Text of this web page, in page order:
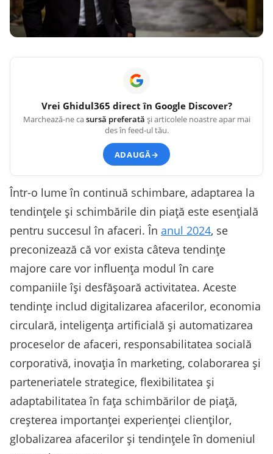
Vrei Ghidul365 direct în Google Discover?
Marchează-ne casursă preferată și articolele noastre apar mai
des în feed-ul tău.
ADAUGĂ→
Într-o lume în continuă schimbare, adaptarea la
tendințele și schimbările din piață este esențială
pentru succesul în afaceri. În anul 2024, se
preconizează că vor exista câteva tendințe
majore care vor influența modul în care
companiile își desfășoară activitatea. Aceste
tendințe includ digitalizarea afacerilor, economia
circulară, inteligența artificială și automatizarea
proceselor de afaceri, responsabilitatea socială
corporativă, inovația în marketing, colaborarea și
parteneriatele strategice, flexibilitatea și
adaptabilitatea în fața schimbărilor de piață,
creșterea importanței experienței clienților,
globalizarea afacerilor și tendințele în domeniul